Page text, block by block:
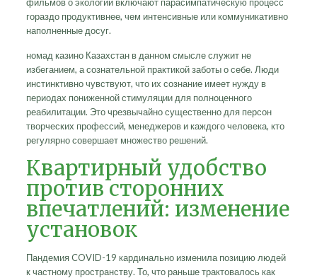
гораздо продуктивнее, чем интенсивные или коммуникативно
наполненные досуг.
номад казино Казахстан в данном смысле служит не
избеганием, а сознательной практикой заботы о себе. Люди
инстинктивно чувствуют, что их сознание имеет нужду в
периодах пониженной стимуляции для полноценного
реабилитации. Это чрезвычайно существенно для персон
творческих профессий, менеджеров и каждого человека, кто
регулярно совершает множество решений.
Квартирный удобство
против сторонних
впечатлений: изменение
установок
Пандемия COVID-19 кардинально изменила позицию людей
к частному пространству. То, что раньше трактовалось как